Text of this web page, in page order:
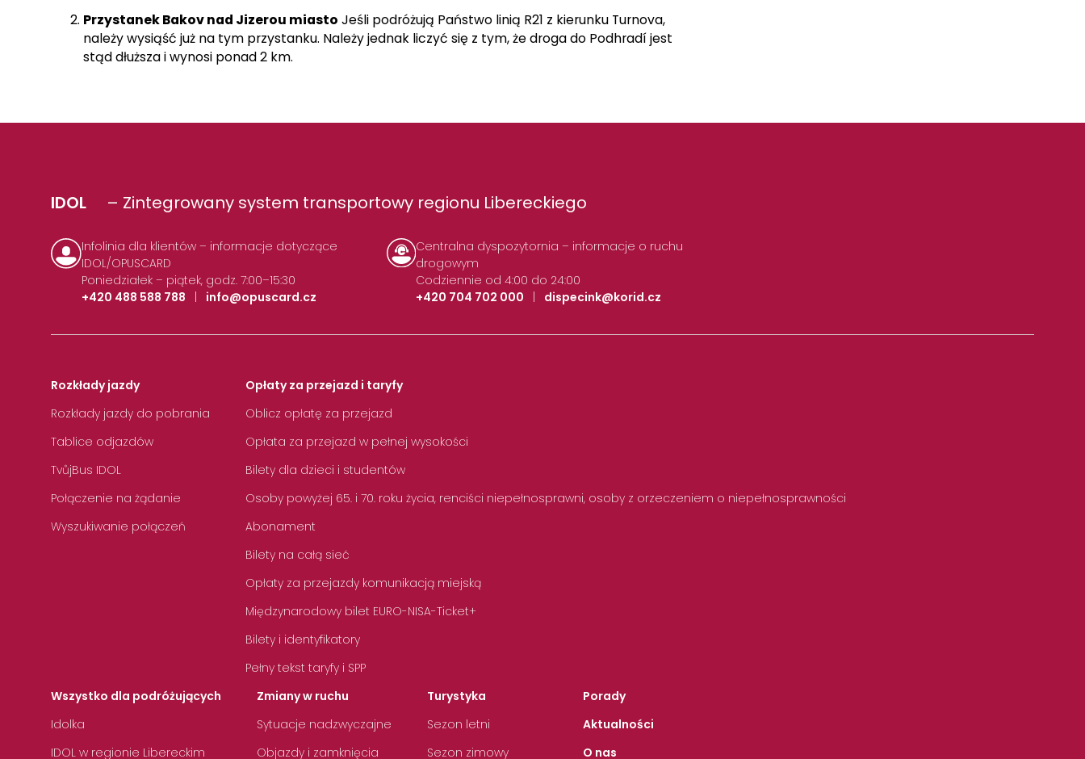
Przystanek Bakov nad Jizerou miasto Jeśli podróżują Państwo linią R21 z kierunku Turnova,
należy wysiąść już na tym przystanku. Należy jednak liczyć się z tym, że droga do Podhradí jest
stąd dłuższa i wynosi ponad 2 km.
IDOL – Zintegrowany system transportowy regionu Libereckiego
Infolinia dla klientów – informacje dotyczące
IDOL/OPUSCARD
Poniedziałek – piątek, godz. 7:00–15:30
+420 488 588 788
| info@opuscard.cz
Centralna dyspozytornia – informacje o ruchu
drogowym
Codziennie od 4:00 do 24:00
+420 704 702 000
| dispecink@korid.cz
Rozkłady jazdy
Rozkłady jazdy do pobrania
Tablice odjazdów
TvůjBus IDOL
Połączenie na żądanie
Wyszukiwanie połączeń
Opłaty za przejazd i taryfy
Oblicz opłatę za przejazd
Opłata za przejazd w pełnej wysokości
Bilety dla dzieci i studentów
Osoby powyżej 65. i 70. roku życia, renciści niepełnosprawni, osoby z orzeczeniem o niepełnosprawności
Abonament
Bilety na całą sieć
Opłaty za przejazdy komunikacją miejską
Międzynarodowy bilet EURO-NISA-Ticket+
Bilety i identyfikatory
Pełny tekst taryfy i SPP
Wszystko dla podróżujących
Idolka
IDOL w regionie Libereckim
Zmiany w ruchu
Sytuacje nadzwyczajne
Objazdy i zamknięcia
Turystyka
Sezon letni
Sezon zimowy
Porady
Aktualności
O nas